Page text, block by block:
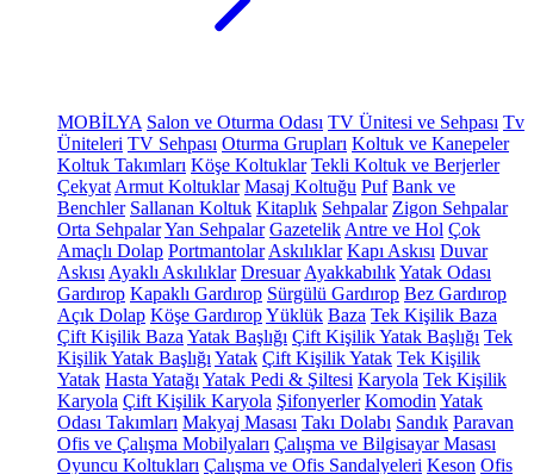
MOBİLYA Salon ve Oturma Odası TV Ünitesi ve Sehpası Tv
Üniteleri TV Sehpası Oturma Grupları Koltuk ve Kanepeler
Koltuk Takımları Köşe Koltuklar Tekli Koltuk ve Berjerler
Çekyat Armut Koltuklar Masaj Koltuğu Puf Bank ve
Benchler Sallanan Koltuk Kitaplık Sehpalar Zigon Sehpalar
Orta SehpalarYan Sehpalar Gazetelik Antre ve Hol Çok
Amaçlı Dolap Portmantolar Askılıklar Kapı Askısı Duvar
Askısı Ayaklı Askılıklar Dresuar AyakkabılıkYatak Odası
Gardırop Kapaklı Gardırop Sürgülü Gardırop Bez Gardırop
Açık Dolap Köşe GardıropYüklük Baza Tek Kişilik Baza
Çift Kişilik Baza Yatak Başlığı Çift Kişilik Yatak Başlığı Tek
Kişilik Yatak Başlığı Yatak Çift Kişilik Yatak Tek Kişilik
Yatak Hasta Yatağı Yatak Pedi & Şiltesi Karyola Tek Kişilik
Karyola Çift Kişilik Karyola Şifonyerler Komodin Yatak
Odası Takımları Makyaj Masası Takı Dolabı Sandık Paravan
Ofis ve Çalışma Mobilyaları Çalışma ve Bilgisayar Masası
Oyuncu Koltukları Çalışma ve Ofis Sandalyeleri Keson Ofis